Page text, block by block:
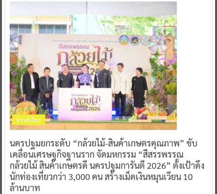
ข่าวทั่วไทย
นครปฐมยกระดับ “กล้วยไม้-สินค้าเกษตรคุณภาพ” ขับ
เคลื่อนเศรษฐกิจฐานราก จัดมหกรรม “สีสรรพรรณ
กล้วยไม้ สินค้าเกษตรดี นครปฐมการันตี 2026” ตั้งเป้าดึง
นักท่องเที่ยวกว่า 3,000 คน สร้างเม็ดเงินหมุนเวียน 10
ล้านบาท